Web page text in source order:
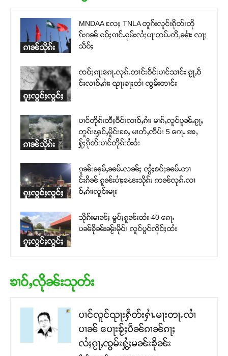
ၵၢၼ်သိုၵ်း
MNDAA လႄႈ TNLA တူၵ်းလူင်းၵိုတ်းတို
ၵ်းၵၼ် ၵဝ်ႈၵၢင်ႉၵုမ်းလႆႈပႃးတပ်ႉဢီႇၼၢႆး လႃႈ
သဵဝ်ႈ
ၵူႈလွင်ႈလွင်ႈ
ၸဝ်ႈၵႃးၵေႃႉလုၵ်ႉတၢင်းဝဵင်းပၢင်သၢင်း ၵႂႃႇဝဵ
င်းလၢဝ်ႇၵၢႆး ၺႃးၶႃႈတၢႆ ၸွမ်းတၢင်း
ၵၢၼ်သိုၵ်း
ပၢင်တိုၵ်းတီႈဝဵင်းလၢဝ်ႇၵၢႆး မၢၵ်ႇလူင်ပူၼ်ႉၵႂႃႇ
တူၵ်းၾင်ႇမိူင်းၶႄႇ မၢတ်ႇၸဵပ်း 5 ၵေႃႉ ၶႄႇ
ႁႂ်ႈၵိုတ်းပၢင်တိုၵ်းဝႆးဝႆး
ၵူႈလွင်ႈလွင်ႈ
ၵူၼ်းၼုမ်ႇၼမ်ႉလၼ်ႈ ၸွႆႈၶဝ်ႈၼမ်ႉတၢ
င်းၵိၼ် ၵူၼ်းပၢႆႈၽေးသိုၵ်း ဢၼ်လုၵ်ႉလၢ
ဝ်ႇၵၢႆးလူင်းမႃး
ၵူႈလွင်ႈလွင်ႈ
သိုၵ်းမၢၼ်ႈ မွပ်ႈၵူၼ်းထႆး 40 ၵေႃႉ
ပၼ်ၶိုၼ်းၼႂ်းမိုဝ်း လူင်ပွင်ၸိုင်ႈထႆး
ၶၢဝ်ႇလိုၼ်းသုတ်း
ပၢင်လူင်ၺႃးႁဵတ်းႁၢႆႉမႃးတႃႉလၢႆ
ပၢၼ် ​​ပေႃးၶႂ်ႈပဵၼ်ၵၢၼ်ၵႃႈ
လႆႈၵႂႃႇၸွမ်းႁွႆႈမၼ်းၶိုၼ်း